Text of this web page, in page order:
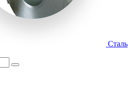
Сталь